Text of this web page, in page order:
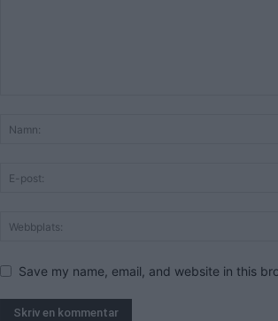
Save my name, email, and website in this